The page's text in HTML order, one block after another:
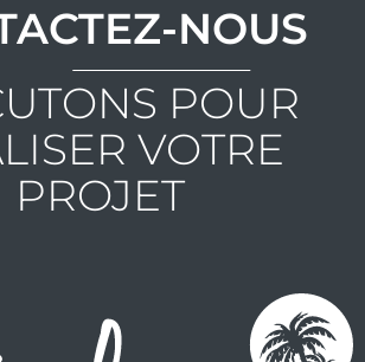
NOUS
POUR
VOTRE
PROJET